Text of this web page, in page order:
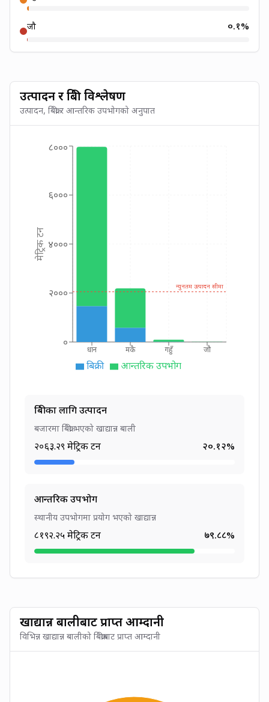
जौ ०.१%
उत्पादन र बिक्री विश्लेषण
उत्पादन, बिक्री र आन्तरिक उपभोगको अनुपात
धान मकै गहुँ जौ
०
२०००
४०००
६०००
८०००
मेट्रिक टन
न्युनतम उत्पादन सीमा
बिक्री आन्तरिक उपभोग
बिक्रीका लागि उत्पादन
बजारमा बिक्री भएको खाद्यान्न बाली
२०६३.२९ मेट्रिक टन २०.१२%
आन्तरिक उपभोग
स्थानीय उपभोगमा प्रयोग भएको खाद्यान्न
८१९२.२५मेट्रिक टन ७९.८८%
खाद्यान्न बालीबाट प्राप्त आम्दानी
विभिन्न खाद्यान्न बालीको बिक्रीबाट प्राप्त आम्दानी